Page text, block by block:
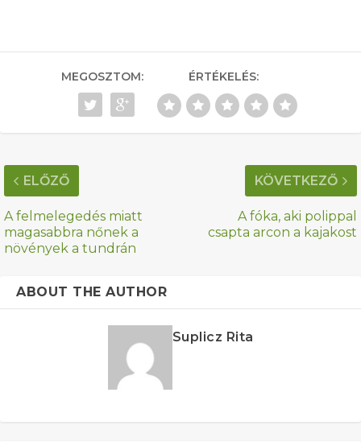
MEGOSZTOM: ÉRTÉKELÉS:
ELŐZŐ
A felmelegedés miatt
magasabbra nőnek a
növények a tundrán
KÖVETKEZŐ
A fóka, aki polippal
csapta arcon a kajakost
ABOUT THE AUTHOR
Suplicz Rita